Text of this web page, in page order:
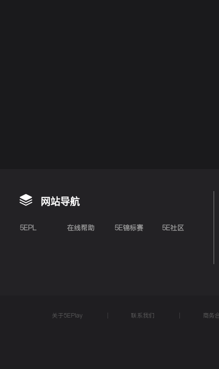
网站导航
5EPL 在线帮助 5E锦标赛 5E社区
关于5EPlay 联系我们 商务